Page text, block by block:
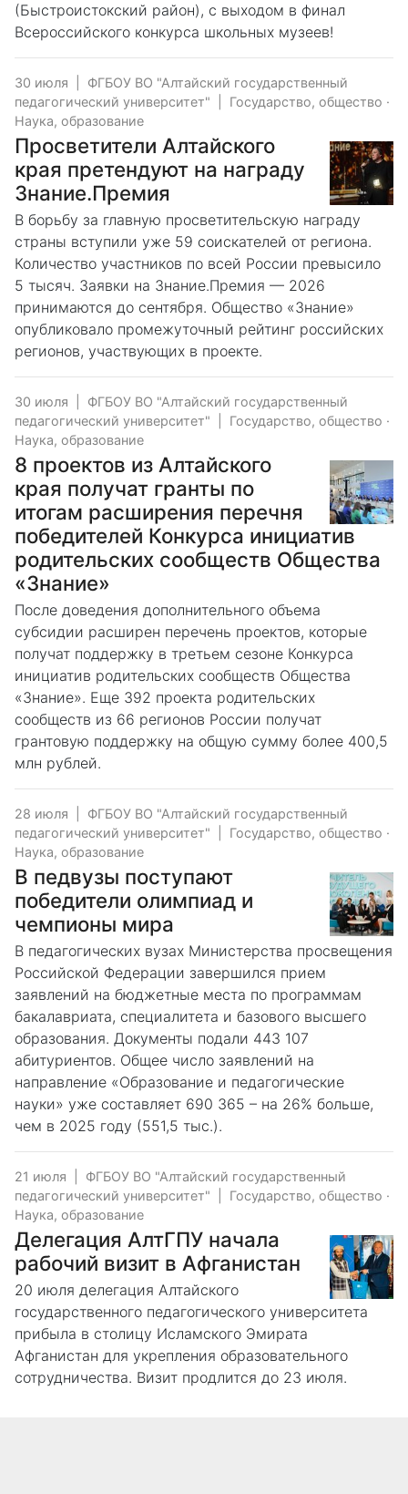
(Быстроистокский район), с выходом в финал
Всероссийского конкурса школьных музеев!
30 июля
ФГБОУ ВО "Алтайский государственный
педагогический университет"
Государство, общество ·
Наука, образование
Просветители Алтайского
края претендуют на награду
Знание.Премия
В борьбу за главную просветительскую награду
страны вступили уже 59 соискателей от региона.
Количество участников по всей России превысило
5 тысяч. Заявки на Знание.Премия — 2026
принимаются до сентября. Общество «Знание»
опубликовало промежуточный рейтинг российских
регионов, участвующих в проекте.
30 июля
ФГБОУ ВО "Алтайский государственный
педагогический университет"
Государство, общество ·
Наука, образование
8 проектов из Алтайского
края получат гранты по
итогам расширения перечня
победителей Конкурса инициатив
родительских сообществ Общества
«Знание»
После доведения дополнительного объема
субсидии расширен перечень проектов, которые
получат поддержку в третьем сезоне Конкурса
инициатив родительских сообществ Общества
«Знание». Еще 392 проекта родительских
сообществ из 66 регионов России получат
грантовую поддержку на общую сумму более 400,5
млн рублей.
28 июля
ФГБОУ ВО "Алтайский государственный
педагогический университет"
Государство, общество ·
Наука, образование
В педвузы поступают
победители олимпиад и
чемпионы мира
В педагогических вузах Министерства просвещения
Российской Федерации завершился прием
заявлений на бюджетные места по программам
бакалавриата, специалитета и базового высшего
образования. Документы подали 443 107
абитуриентов. Общее число заявлений на
направление «Образование и педагогические
науки» уже составляет 690 365 – на 26% больше,
чем в 2025 году (551,5 тыс.).
21 июля
ФГБОУ ВО "Алтайский государственный
педагогический университет"
Государство, общество ·
Наука, образование
️Делегация АлтГПУ начала
рабочий визит в Афганистан
20 июля делегация Алтайского
государственного педагогического университета
прибыла в столицу Исламского Эмирата
Афганистан для укрепления образовательного
сотрудничества. Визит продлится до 23 июля.